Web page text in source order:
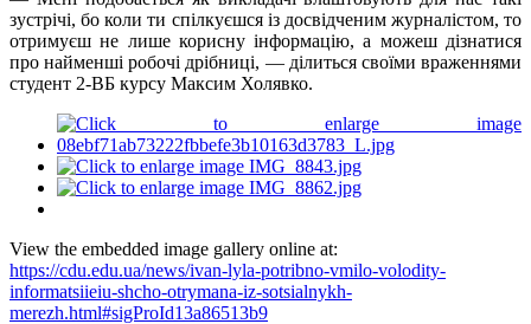
зустрічі, бо коли ти спілкуєшся із досвідченим журналістом, то
отримуєш не лише корисну інформацію, а можеш дізнатися
про найменші робочі дрібниці, — ділиться своїми враженнями
студент 2-ВБ курсу Максим Холявко.
View the embedded image gallery online at:
https://cdu.edu.ua/news/ivan-lyla-potribno-vmilo-volodity-
informatsiieiu-shcho-otrymana-iz-sotsialnykh-
merezh.html#sigProId13a86513b9